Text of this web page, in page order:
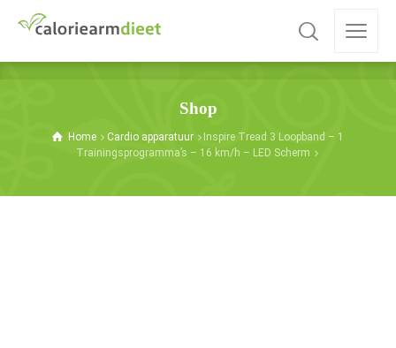
Shop
Home Cardio apparatuur
Inspire Tread 3 Loopband – 1
Trainingsprogramma’s – 16 km/h – LED Scherm